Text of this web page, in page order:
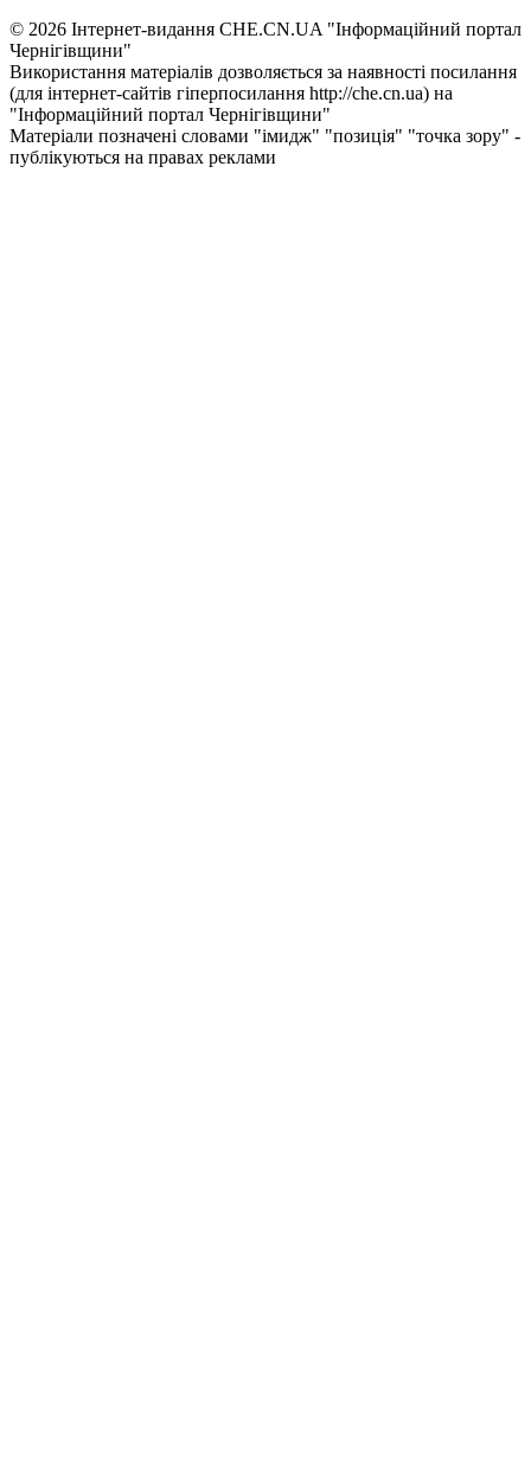
© 2026 Інтернет-видання CHE.CN.UA "Інформаційний портал
Чернiгiвщини"
Використання матеріалів дозволяється за наявності посилання
(для інтернет-сайтів гіперпосилання http://che.cn.ua) на
"Інформаційний портал Чернiгiвщини"
Матеріали позначені словами "імидж" "позиція" "точка зору" -
публікуються на правах реклами